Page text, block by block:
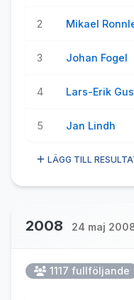
2 Mikael
3 Johan Fogel
4 Lars-Erik
5 Jan Lindh
LÄGG TILL
2008 24 maj
1117 fullföljande